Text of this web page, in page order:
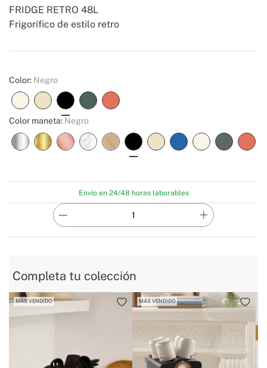
Frigorífico de estilo retro
FRIDGE RETRO 48L
Create
Color: Negro
Color maneta: Negro
Envío en 24/48 horas laborables
Completa tu colección
MÁS VENDIDO MÁS VENDIDO